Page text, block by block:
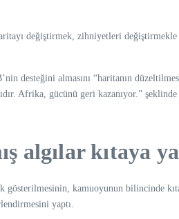
değiştirmek, zihniyetleri
desteğini almasını “haritanın
Afrika, gücünü geri kazanıyor.” şeklinde
algılar kıtaya
gösterilmesinin, kamuoyunun bilincinde
yaptı.